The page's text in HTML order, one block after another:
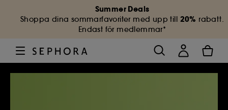
Summer Deals
Shoppa dina sommarfavoriter med upp till 20% rabatt.
Endast för medlemmar*